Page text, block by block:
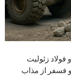
ذوب فلزات و فولاد زئولیت
و فسفر از مذاب